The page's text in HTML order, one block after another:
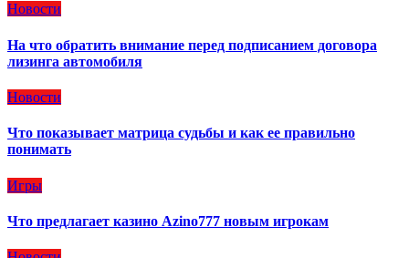
Новости
На что обратить внимание перед подписанием договора
лизинга автомобиля
Новости
Что показывает матрица судьбы и как ее правильно
понимать
Игры
Что предлагает казино Azino777 новым игрокам